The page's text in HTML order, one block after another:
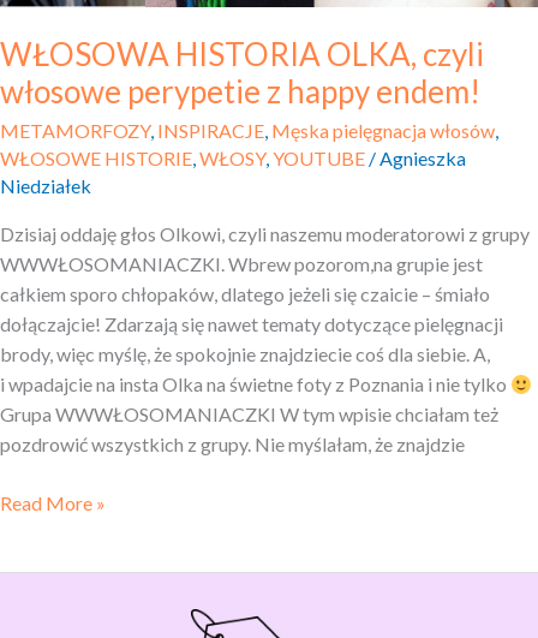
WŁOSOWA HISTORIA OLKA, czyli
włosowe perypetie z happy endem!
METAMORFOZY, INSPIRACJE, Męska pielęgnacja włosów,
WŁOSOWE HISTORIE,WŁOSY,YOUTUBE /Agnieszka
Niedziałek
Dzisiaj oddaję głos Olkowi, czyli naszemu moderatorowi z grupy
WWWŁOSOMANIACZKI. Wbrew pozorom,na grupie jest
całkiem sporo chłopaków, dlatego jeżeli się czaicie – śmiało
dołączajcie! Zdarzają się nawet tematy dotyczące pielęgnacji
brody, więc myślę, że spokojnie znajdziecie coś dla siebie. A,
i wpadajcie na insta Olka na świetne foty z Poznania i nie tylko
Grupa WWWŁOSOMANIACZKI W tym wpisie chciałam też
pozdrowić wszystkich z grupy. Nie myślałam, że znajdzie
Read More »